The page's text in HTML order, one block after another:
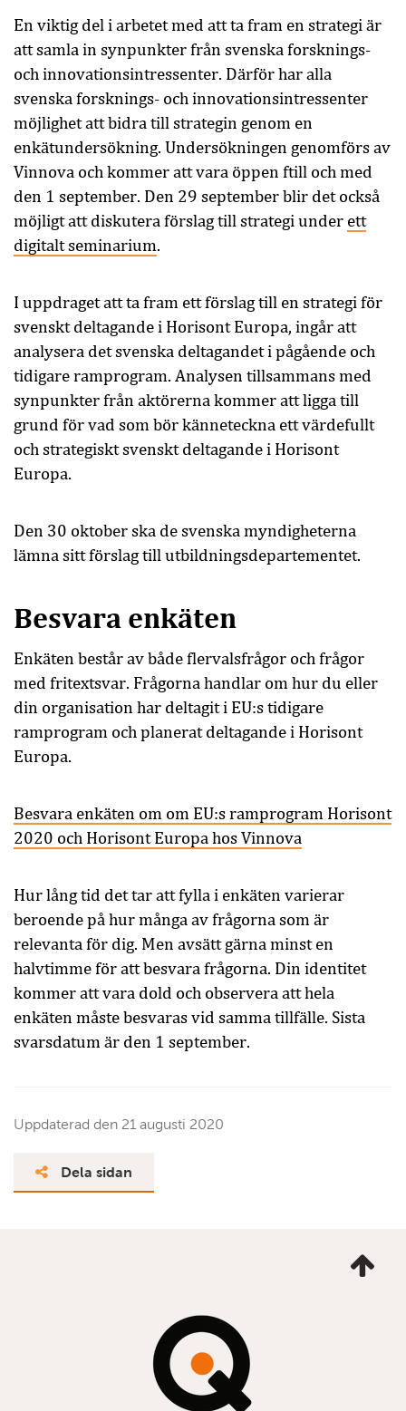
En viktig del i arbetet med att ta fram en strategi är
att samla in synpunkter från svenska forsknings-
och innovationsintressenter. Därför har alla
svenska forsknings- och innovationsintressenter
möjlighet att bidra till strategin genom en
enkätundersökning. Undersökningen genomförs av
Vinnova och kommer att vara öppen ftill och med
den 1 september. Den 29 september blir det också
möjligt att diskutera förslag till strategi under ett
digitalt seminarium.
I uppdraget att ta fram ett förslag till en strategi för
svenskt deltagande i Horisont Europa, ingår att
analysera det svenska deltagandet i pågående och
tidigare ramprogram. Analysen tillsammans med
synpunkter från aktörerna kommer att ligga till
grund för vad som bör känneteckna ett värdefullt
och strategiskt svenskt deltagande i Horisont
Europa.
Den 30 oktober ska de svenska myndigheterna
lämna sitt förslag till utbildningsdepartementet.
Besvara enkäten
Enkäten består av både flervalsfrågor och frågor
med fritextsvar. Frågorna handlar om hur du eller
din organisation har deltagit i EU:s tidigare
ramprogram och planerat deltagande i Horisont
Europa.
Besvara enkäten om om EU:s ramprogram Horisont
2020 och Horisont Europa hos Vinnova
Hur lång tid det tar att fylla i enkäten varierar
beroende på hur många av frågorna som är
relevanta för dig. Men avsätt gärna minst en
halvtimme för att besvara frågorna. Din identitet
kommer att vara dold och observera att hela
enkäten måste besvaras vid samma tillfälle. Sista
svarsdatum är den 1 september.
Uppdaterad den 21 augusti 2020
Dela sidan
mig